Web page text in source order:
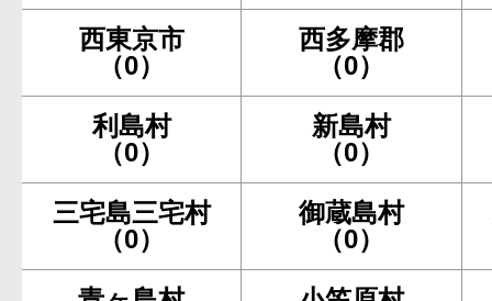
西東京市
（0）
西多摩郡
（0）
利島村
（0）
新島村
（0）
三宅島三宅村
（0）
御蔵島村
（0）